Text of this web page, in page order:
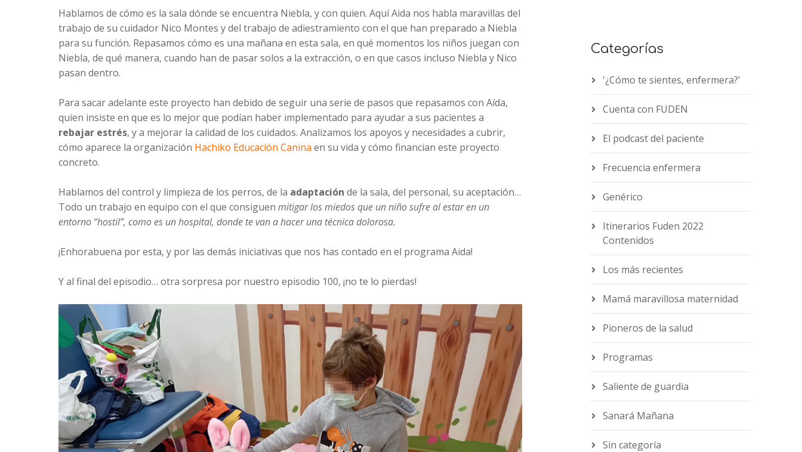
Hablamos de cómo es la sala dónde se encuentra Niebla, y con quien. Aquí Aida nos habla maravillas del
trabajo de su cuidador Nico Montes y del trabajo de adiestramiento con el que han preparado a Niebla
para su función. Repasamos cómo es una mañana en esta sala, en qué momentos los niños juegan con
Niebla, de qué manera, cuando han de pasar solos a la extracción, o en que casos incluso Niebla y Nico
pasan dentro.
Para sacar adelante este proyecto han debido de seguir una serie de pasos que repasamos con Aída,
quien insiste en que es lo mejor que podían haber implementado para ayudar a sus pacientes a
rebajar estrés, y a mejorar la calidad de los cuidados. Analizamos los apoyos y necesidades a cubrir,
cómo aparece la organización Hachiko Educación Canina en su vida y cómo financian este proyecto
concreto.
Hablamos del control y limpieza de los perros, de la adaptación de la sala, del personal, su aceptación…
Todo un trabajo en equipo con el que consiguenmitigar los miedos que un niño sufre al estar en un
entorno “hostil”, como es un hospital, donde te van a hacer una técnica dolorosa.
¡Enhorabuena por esta, y por las demás iniciativas que nos has contado en el programa Aida!
Y al final del episodio… otra sorpresa por nuestro episodio 100, ¡no te lo pierdas!
Categorías
'¿Cómo te sientes, enfermera?'
Cuenta con FUDEN
El podcast del paciente
Frecuencia enfermera
Genérico
Itinerarios Fuden 2022
Contenidos
Los más recientes
Mamá maravillosa maternidad
Pioneros de la salud
Programas
Saliente de guardia
Sanará Mañana
Sin categoría